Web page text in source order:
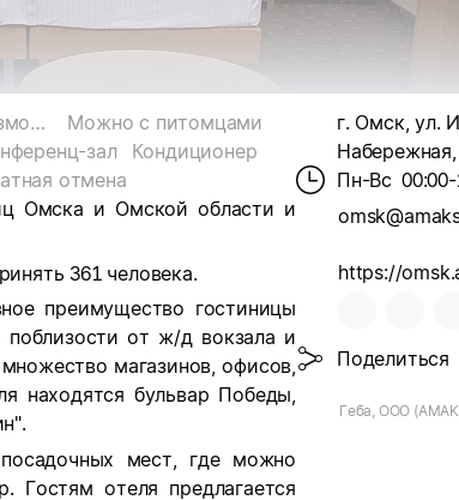
Для гостей с ограниченными возможностями
Можно с питомцами
зал
Кондиционер
отмена
Омска и Омской области и
361 человека.
преимущество гостиницы
от ж/д вокзала и
магазинов, офисов,
находятся бульвар Победы,
мест, где можно
Гостям отеля предлагается
г. Омск, ул.
Пн-Вс
Поделиться
Геба, ООО